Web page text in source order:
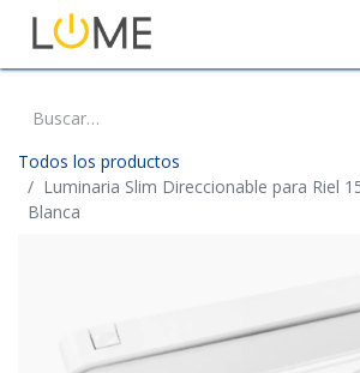
Todos los productos
Luminaria Slim Direccionable para Riel
Blanca